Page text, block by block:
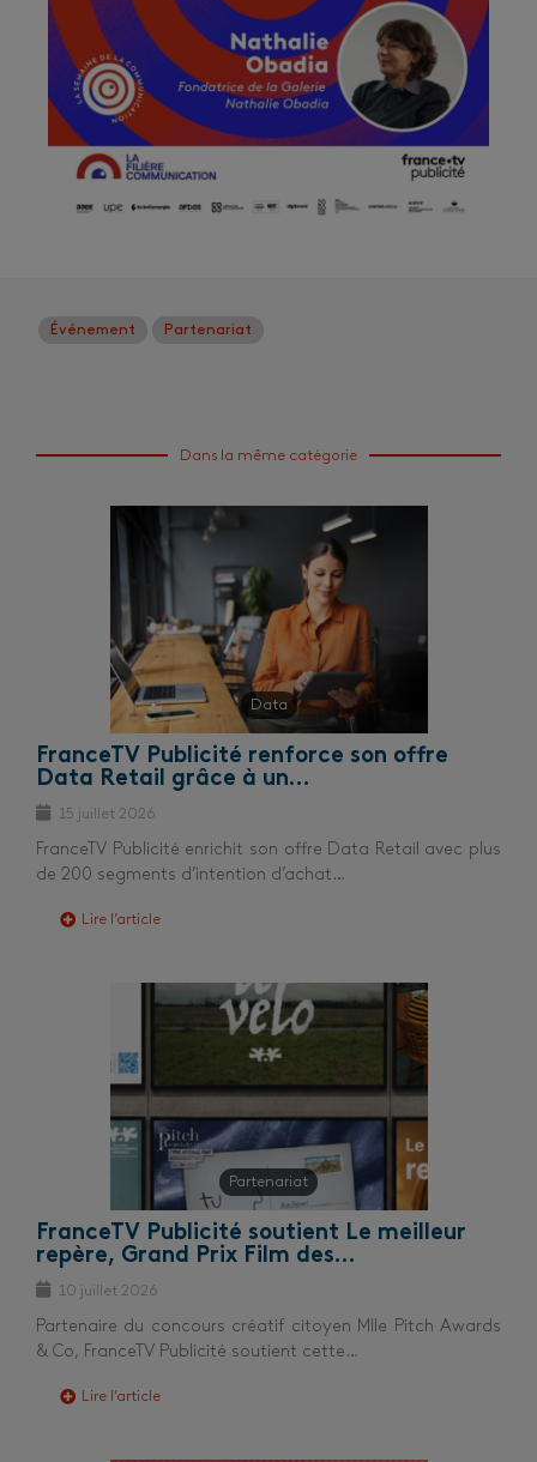
Événement Partenariat
Dans la même catégorie
Data
FranceTV Publicité renforce son offre
Data Retail grâce à un…
15 juillet 2026
FranceTV Publicité enrichit son offre Data Retail avec plus
de 200 segments d’intention d’achat…
Lire l’article
Partenariat
FranceTV Publicité soutient Le meilleur
repère, Grand Prix Film des…
10 juillet 2026
Partenaire du concours créatif citoyen Mlle Pitch Awards
& Co, FranceTV Publicité soutient cette…
Lire l’article